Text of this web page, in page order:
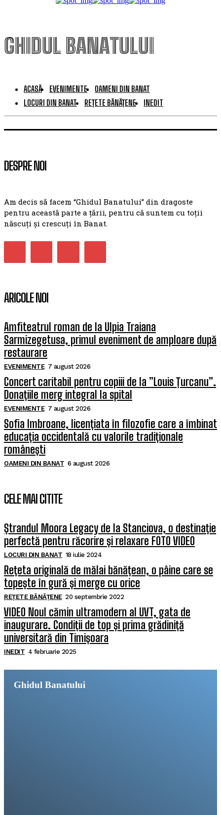
GHIDUL BANATULUI
ACASĂ EVENIMENTE
OAMENI DIN BANAT
LOCURI DIN BANAT
REȚETE BĂNĂȚENE INEDIT
DESPRE NOI
Am decis să facem “Ghidul Banatului” din dragoste
pentru această parte a țării, pentru că suntem cu toții
născuți și crescuți în Banat.
ARICOLE NOI
Amfiteatrul roman de la Ulpia Traiana
Sarmizegetusa, primul eveniment de amploare după
restaurare
EVENIMENTE 7 august 2026
Concert caritabil pentru copiii de la ”Louis Țurcanu”.
Donațiile merg integral la spital
EVENIMENTE 7 august 2026
Sofia Imbroane, licențiata în filozofie care a îmbinat
educația occidentală cu valorile tradiționale
românești
OAMENI DIN BANAT 6 august 2026
CELE MAI CITITE
Ștrandul Moora Legacy de la Stanciova, o destinație
perfectă pentru răcorire și relaxare FOTO VIDEO
LOCURI DIN BANAT 18 iulie 2024
Rețeta originală de mălai bănățean, o pâine care se
topește în gură și merge cu orice
REȚETE BĂNĂȚENE 20 septembrie 2022
VIDEO Noul cămin ultramodern al UVT, gata de
inaugurare. Condiții de top și prima grădiniță
universitară din Timișoara
INEDIT 4 februarie 2025
Ghidul Banatului